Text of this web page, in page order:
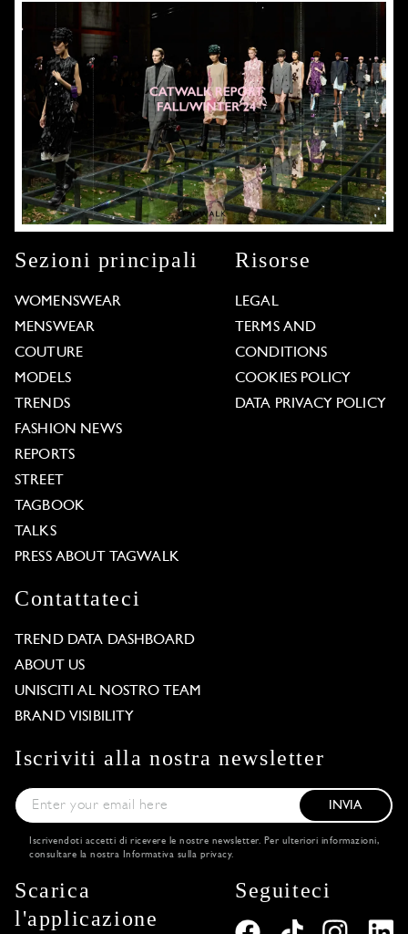
Sezioni principali
WOMENSWEAR
MENSWEAR
COUTURE
MODELS
TRENDS
FASHION NEWS
REPORTS
STREET
TAGBOOK
TALKS
PRESS ABOUT TAGWALK
Risorse
LEGAL
TERMS AND
CONDITIONS
COOKIES POLICY
DATA PRIVACY POLICY
Contattateci
TREND DATA DASHBOARD
ABOUT US
UNISCITI AL NOSTRO TEAM
BRAND VISIBILITY
Iscriviti alla nostra newsletter
INVIA
Iscrivendoti accetti di ricevere le nostre newsletter. Per ulteriori informazioni,
consultare la nostra
Informativa sulla privacy.
Scarica
l'applicazione
Seguiteci